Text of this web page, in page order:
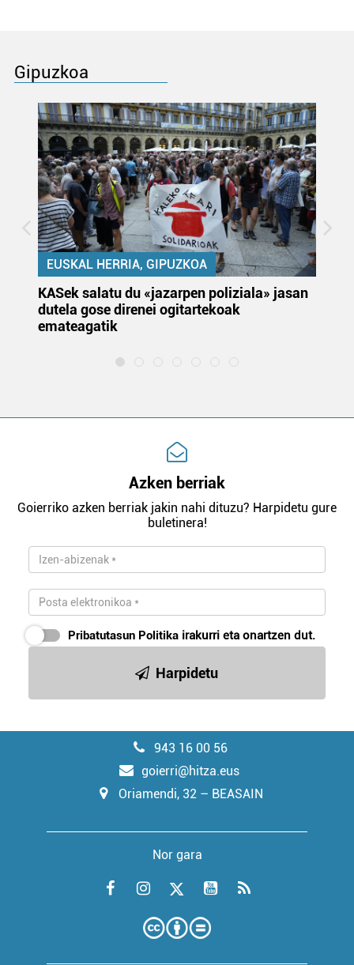
Gipuzkoa
EUSKAL HERRIA, GIPUZKOA
KASek salatu du «jazarpen poliziala» jasan
dutela gose direnei ogitartekoak
emateagatik
Azken berriak
Goierriko azken berriak jakin nahi dituzu? Harpidetu gure
buletinera!
Pribatutasun Politika irakurri eta onartzen dut.
Harpidetu
943 16 00 56
goierri@hitza.eus
Oriamendi, 32 – BEASAIN
Nor gara